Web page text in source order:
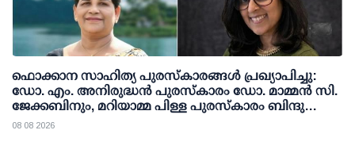
ഫൊക്കാന സാഹിത്യ പുരസ്‌കാരങ്ങള്‍ പ്രഖ്യാപിച്ചു:
ഡോ. എം. അനിരുദ്ധന്‍ പുരസ്‌കാരം ഡോ. മാമ്മന്‍ സി.
ജേക്കബിനും, മറിയാമ്മ പിള്ള പുരസ്‌കാരം ബിന്ദു
കാനയ്ക്കും
08 08 2026